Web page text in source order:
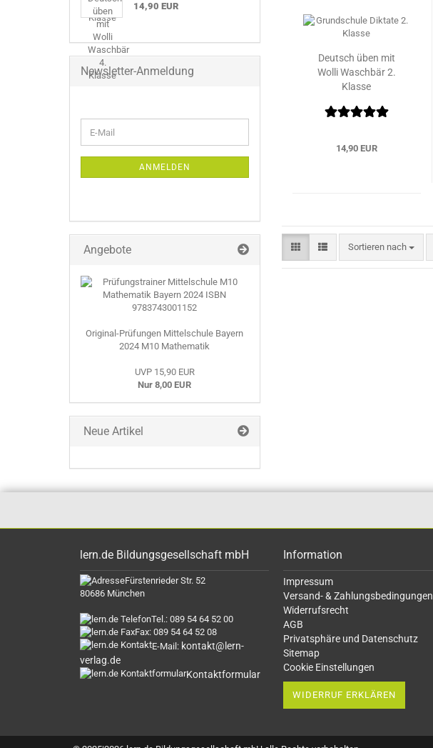
Deutsch üben mit
Wolli Waschbär 2.
Klasse
14,90 EUR
Sortieren nach
Sortieren nach
14,90 EUR
Newsletter-Anmeldung
ZUR
E-
Mail
ANMELDEN
Angebote
Original-Prüfungen Mittelschule Bayern
2024 M10 Mathematik
UVP 15,90 EUR
Nur 8,00 EUR
Neue Artikel
lern.de Bildungsgesellschaft mbH
Fürstenrieder Str. 52
80686 München
Tel.: 089 54 64 52 00
Fax: 089 54 64 52 08
E-Mail: kontakt@lern-
verlag.de
Kontaktformular
Information
Impressum
Versand- & Zahlungsbedingungen
Widerrufsrecht
AGB
Privatsphäre und Datenschutz
Sitemap
Cookie Einstellungen
WIDERRUF ERKLÄREN